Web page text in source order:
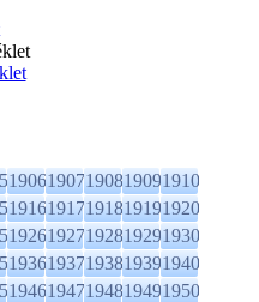
19061907190819091910
19161917191819191920
19261927192819291930
19361937193819391940
19461947194819491950